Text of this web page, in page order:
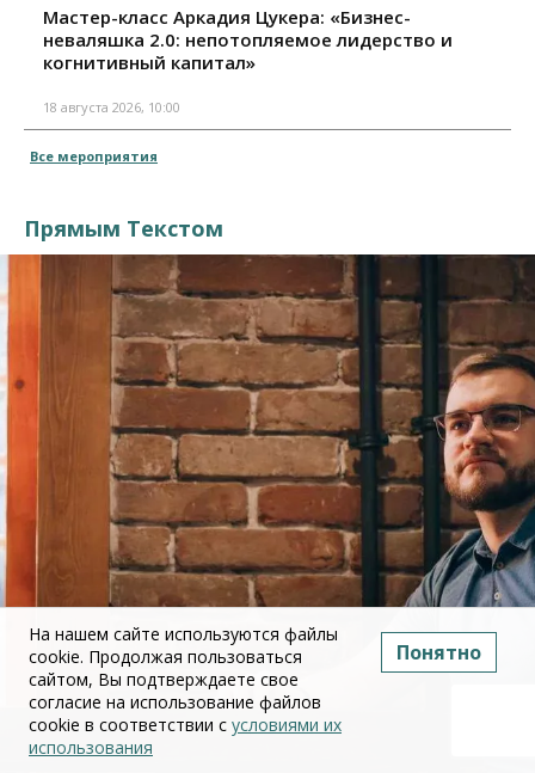
Мастер-класс Аркадия Цукера: «Бизнес-
неваляшка 2.0: непотопляемое лидерство и
когнитивный капитал»
18 августа 2026, 10:00
Все мероприятия
Прямым Текстом
На нашем сайте используются файлы
cookie. Продолжая пользоваться
сайтом, Вы подтверждаете свое
согласие на использование файлов
cookie в соответствии с условиями их
использования
Понятно